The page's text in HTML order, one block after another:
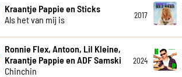
Kraantje Pappie en Sticks
Als het van mij is
2017
Ronnie Flex, Antoon, Lil Kleine,
Kraantje Pappie en ADF Samski
Chinchin
2024